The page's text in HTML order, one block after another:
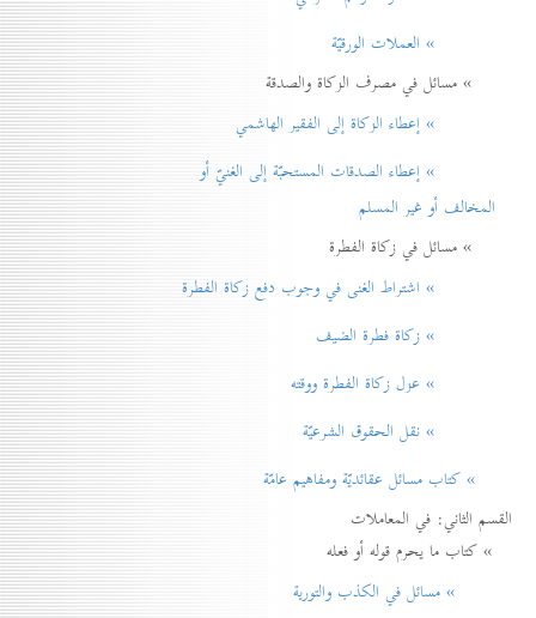
» العملات الورقيّة
» مسائل في مصرف الزكاة والصدقة
» إعطاء الزكاة إلی الفقير الهاشمي
» إعطاء الصدقات المستحبّة إلی الغنيّ أو
المخالف أو غير المسلم
» مسائل في زكاة الفطرة
» اشتراط الغنی في وجوب دفع زكاة الفطرة
» زكاة فطرة الضيف
» عزل زكاة الفطرة ووقته
» نقل الحقوق الشرعيّة
» كتاب مسائل عقائديّة ومفاهيم عامّة
القسم الثاني: في المعاملات
» كتاب ما يحرم قوله أو فعله
» مسائل في الكذب والتورية